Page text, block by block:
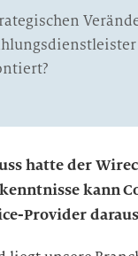
hatte der
kann
Provider